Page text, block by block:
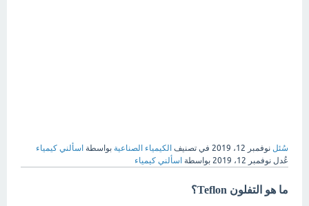
سُئل نوفمبر 12، 2019 في تصنيف الكيمياء الصناعية بواسطة اسألني كيمياء
عُدل نوفمبر 12، 2019 بواسطة اسألني كيمياء
ما هو التفلون Teflon؟